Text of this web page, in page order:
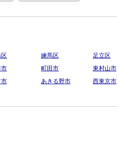
練馬区
足立区
町田市
東村山市
あきる野市
西東京市